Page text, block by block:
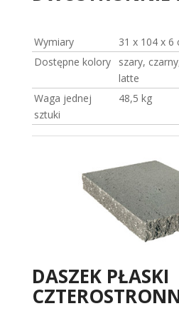
Wymiary 31 x 104 x 6
Dostępne kolory
szary,
latte
Waga jednej
sztuki
48,5 kg
DASZEK PŁASKI